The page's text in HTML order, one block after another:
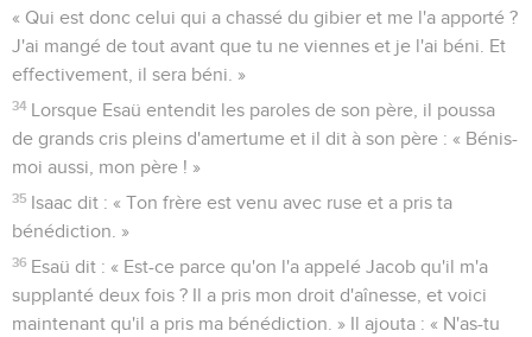
« Qui est donc celui qui a chassé du gibier et me l'a apporté ?
J'ai mangé de tout avant que tu ne viennes et je l'ai béni. Et
effectivement, il sera béni. »
34 Lorsque Esaü entendit les paroles de son père, il poussa
de grands cris pleins d'amertume et il dit à son père : « Bénis-
moi aussi, mon père ! »
35 Isaac dit : « Ton frère est venu avec ruse et a pris ta
bénédiction. »
36 Esaü dit : « Est-ce parce qu'on l'a appelé Jacob qu'il m'a
supplanté deux fois ? Il a pris mon droit d'aînesse, et voici
maintenant qu'il a pris ma bénédiction. » Il ajouta : « N'as-tu